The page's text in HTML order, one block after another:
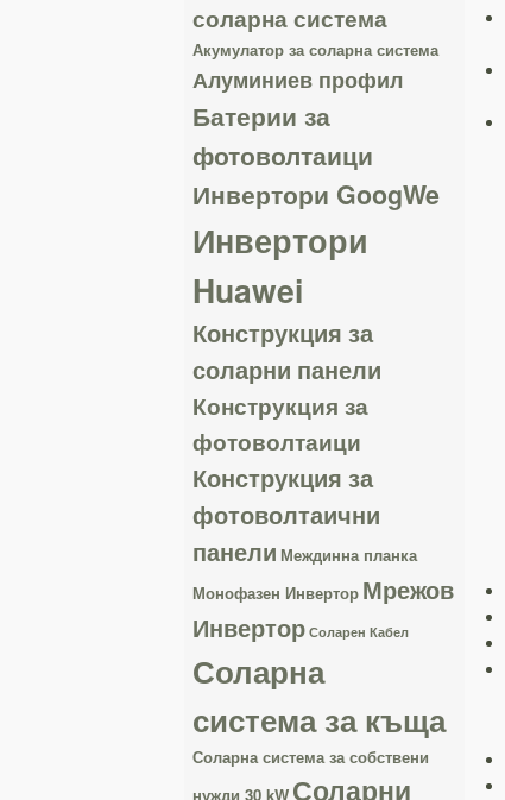
соларна система
Акумулатор за соларна система
Алуминиев профил
Батерии за
фотоволтаици
Инвертори GoogWe
Инвертори
Huawei
Конструкция за
соларни панели
Конструкция за
фотоволтаици
Конструкция за
фотоволтаични
панели Междинна планка
Монофазен Инвертор Мрежов
Инвертор Соларен Кабел
Соларна
система за къща
Соларна система за собствени
нужди 30 kW Соларни